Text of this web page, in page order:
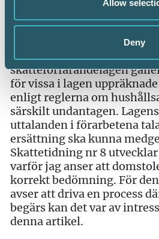
Allow
Deny
tillämpningsbestämmelser
om ersättning i mål även
Av bestämmelserna
skatteförfarandelagen
för vissa i lagen
enligt reglerna om
särskilt undantagen.
uttalanden i förarbetena
ersättning ska kunna
Skattetidning nr 8
varför jag anser att
korrekt bedömning. För
avser att driva en process
begärs kan det var av
denna artikel.